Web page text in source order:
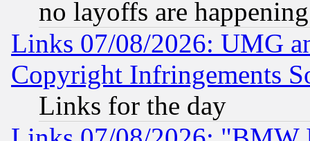
no layoffs are happening
Links 07/08/2026: UMG
Copyright Infringements
Links for the day